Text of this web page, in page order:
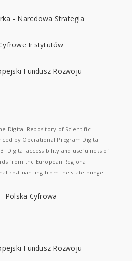
Digital Repository of Scientific
by Operational Program Digital
Digital accessibility and usefulness of
from the European Regional
co-financing from the state budget.